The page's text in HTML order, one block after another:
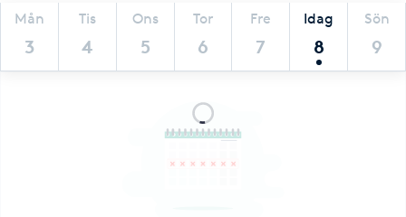
Mån
3
Tis
4
Ons
5
Tor
6
Fre
7
Idag
8
Sön
9